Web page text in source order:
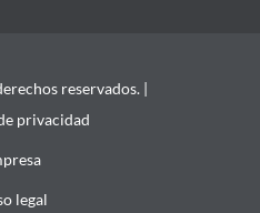
reservados. |
privacidad
legal